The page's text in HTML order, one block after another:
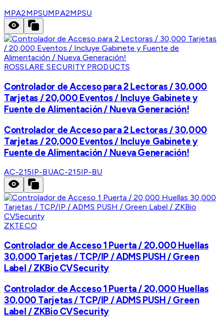
MPA2MPSUMPA2MPSU
ROSSLARE SECURITY PRODUCTS
Controlador de Acceso para 2 Lectoras / 30,000
Tarjetas / 20,000 Eventos / Incluye Gabinete y
Fuente de Alimentación / Nueva Generación!
Controlador de Acceso para 2 Lectoras / 30,000
Tarjetas / 20,000 Eventos / Incluye Gabinete y
Fuente de Alimentación / Nueva Generación!
AC-215IP-BUAC-215IP-BU
ZKTECO
Controlador de Acceso 1 Puerta / 20,000 Huellas
30,000 Tarjetas / TCP/IP / ADMS PUSH / Green
Label / ZKBio CVSecurity
Controlador de Acceso 1 Puerta / 20,000 Huellas
30,000 Tarjetas / TCP/IP / ADMS PUSH / Green
Label / ZKBio CVSecurity